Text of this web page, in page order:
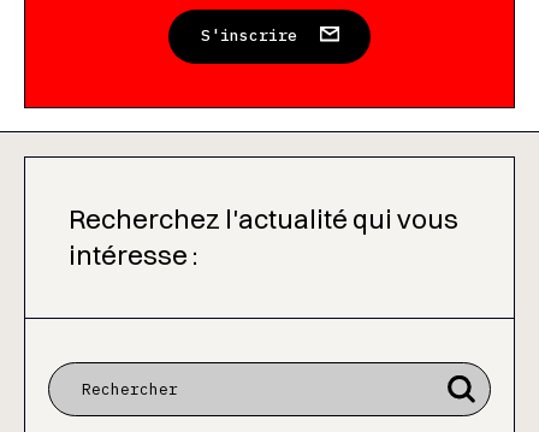
S'inscrire
Recherchez l'actualité qui vous
intéresse :